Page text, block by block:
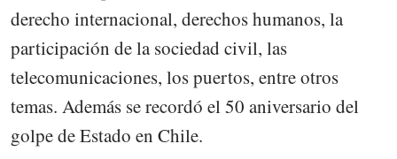
derecho internacional, derechos humanos, la
participación de la sociedad civil, las
telecomunicaciones, los puertos, entre otros
temas. Además se recordó el 50 aniversario del
golpe de Estado en Chile.